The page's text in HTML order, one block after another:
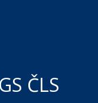
ČLS